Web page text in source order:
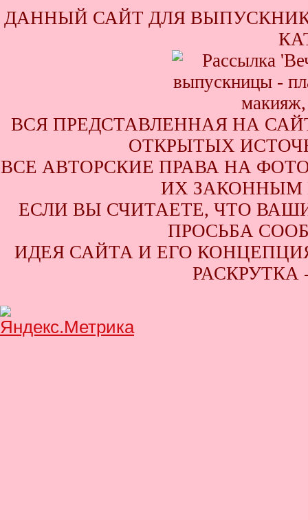
ДАННЫЙ САЙТ ДЛЯ
ВСЯ ПРЕДСТАВЛЕННАЯ НА
ОТКРЫТЫХ
ВСЕ АВТОРСКИЕ ПРАВА НА
ИХ ЗАКОННЫМ
ЕСЛИ ВЫ СЧИТАЕТЕ, ЧТО
ПРОСЬБА
ИДЕЯ САЙТА И ЕГО КОНЦЕПЦИЯ
РАСКРУТКА -